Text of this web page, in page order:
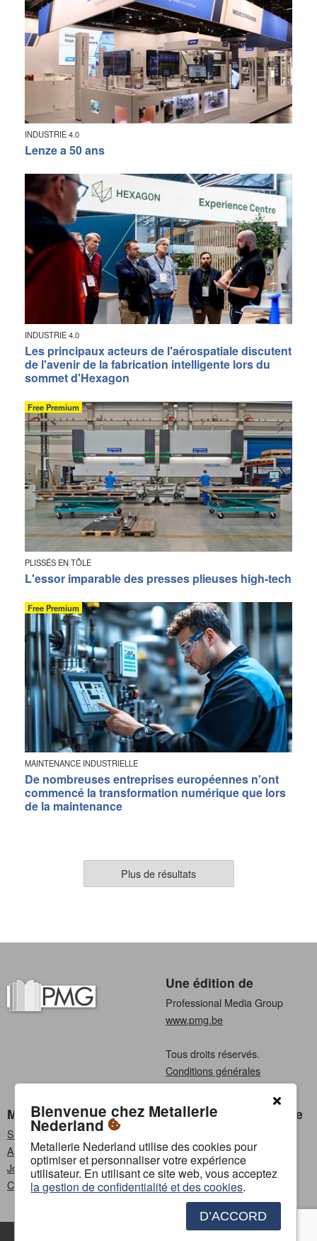
INDUSTRIE 4.0
Lenze a 50 ans
INDUSTRIE 4.0
Les principaux acteurs de l'aérospatiale discutent
de l'avenir de la fabrication intelligente lors du
sommet d'Hexagon
Free Premium
PLISSÉS EN TÔLE
L'essor imparable des presses plieuses high-tech
Free Premium
MAINTENANCE INDUSTRIELLE
De nombreuses entreprises européennes n'ont
commencé la transformation numérique que lors
de la maintenance
Plus de résultats
Une édition de
Professional Media Group
www.pmg.be
Tous droits réservés.
Conditions générales
Privacy
Metallerie Nederland
S'abonner
Annoncer
Jobs
Contact
Choisissez une langue
Français
Bienvenue chez Metallerie
Nederland
Metallerie Nederland utilise des cookies pour
optimiser et personnaliser votre expérience
utilisateur. En utilisant ce site web, vous acceptez
la gestion de confidentialité et des cookies.
D’ACCORD